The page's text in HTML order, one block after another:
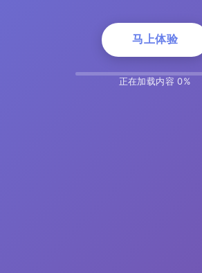
马上体验
正在加载内容 5%